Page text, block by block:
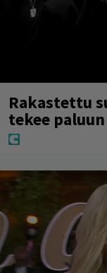
Rakastettu
tekee paluun